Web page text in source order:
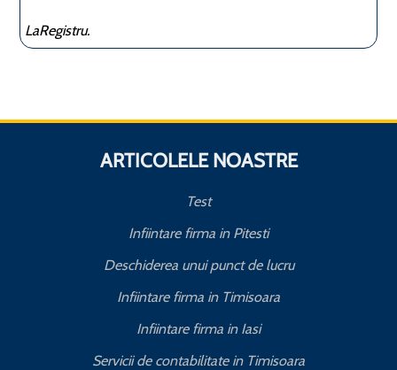
LaRegistru.
ARTICOLELE NOASTRE
Test
Infiintare firma in Pitesti
Deschiderea unui punct de lucru
Infiintare firma in Timisoara
Infiintare firma in Iasi
Servicii de contabilitate in Timisoara